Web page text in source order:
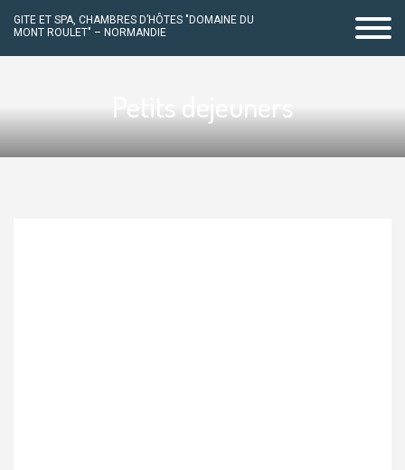
GITE ET SPA, CHAMBRES D’HÔTES "DOMAINE DU
MONT ROULET" – NORMANDIE
Petits dejeuners